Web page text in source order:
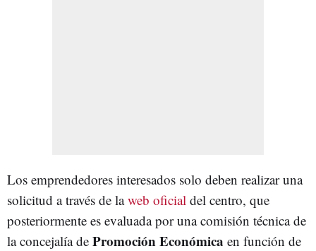
Los emprendedores interesados solo deben realizar una
solicitud a través de laweb oficial del centro, que
posteriormente es evaluada por una comisión técnica de
la concejalía de Promoción Económica en función de